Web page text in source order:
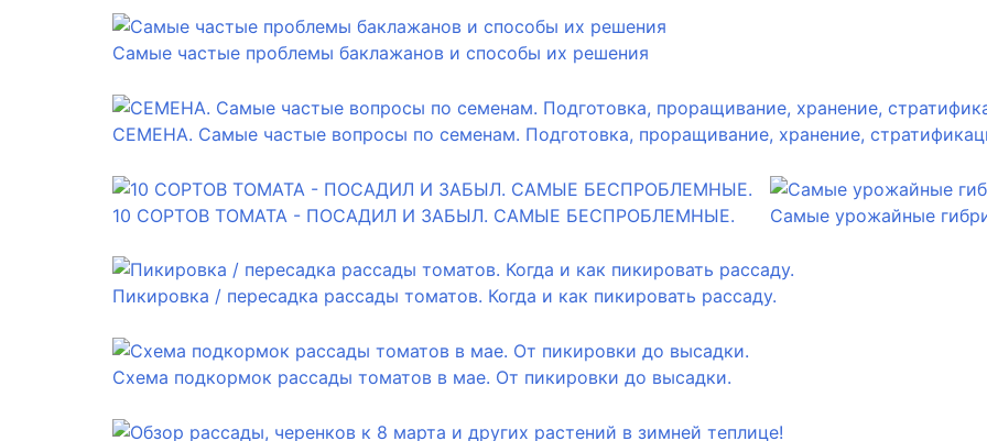
Самые частые проблемы баклажанов и способы их решения
СЕМЕНА. Самые частые вопросы по семенам. Подготовка, проращивание, хранение,
10 СОРТОВ ТОМАТА - ПОСАДИЛ И ЗАБЫЛ. САМЫЕ БЕСПРОБЛЕМНЫЕ. Самые урожайные
Пикировка / пересадка рассады томатов. Когда и как пикировать рассаду.
Схема подкормок рассады томатов в мае. От пикировки до высадки.